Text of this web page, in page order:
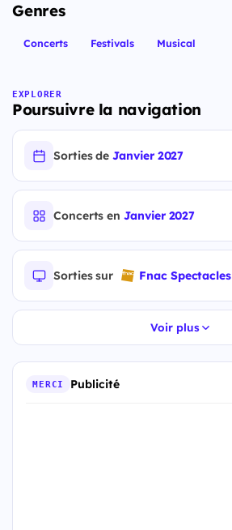
Genres
Concerts Festivals Musical
EXPLORER
Poursuivre la navigation
Sorties deJanvier 2027
Concerts enJanvier 2027
Sorties sur Fnac Spectacles
Voir plus
MERCI Publicité